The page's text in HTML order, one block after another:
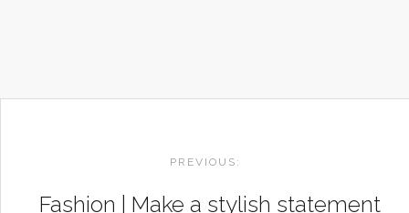
NAVIGATION
PREVIOUS:
Fashion | Make a stylish statement